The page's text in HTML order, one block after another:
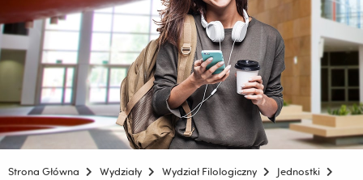
Strona Główna Wydziały Wydział Filologiczny
Jednostki